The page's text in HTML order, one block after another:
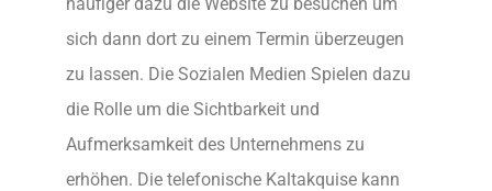
sich dann dort zu einem Termin überzeugen
zu lassen. Die Sozialen Medien Spielen dazu
die Rolle um die Sichtbarkeit und
Aufmerksamkeit des Unternehmens zu
erhöhen. Die telefonische Kaltakquise kann